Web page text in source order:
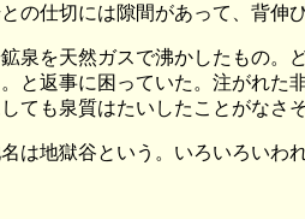
の仕切には隙間があって、背伸
泉を天然ガスで沸かしたもの
と返事に困っていた。注がれ
ても泉質はたいしたことがなさそ
は地獄谷という。いろいろい